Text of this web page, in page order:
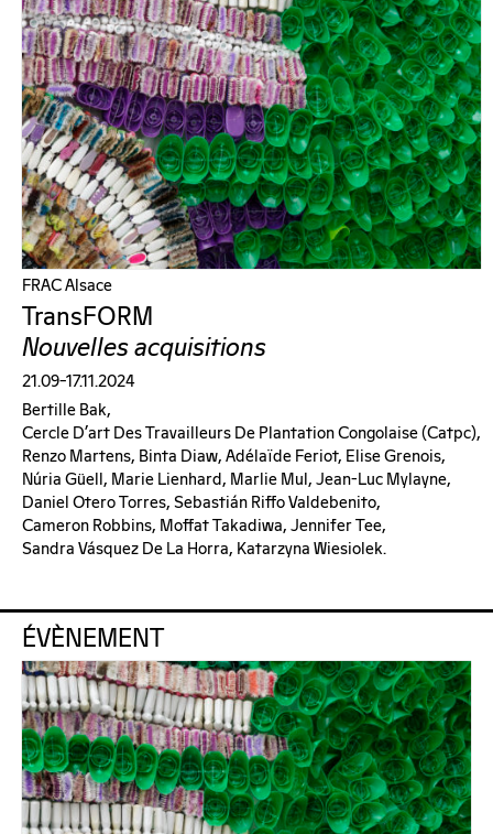
FRAC Alsace
TransFORM
Nouvelles acquisitions
21.09–17.11.2024
Bertille Bak,
Cercle D’art Des Travailleurs De Plantation Congolaise (catpc),
Renzo Martens, Binta Diaw, Adélaïde Feriot, Elise Grenois,
Núria Güell, Marie Lienhard, Marlie Mul, Jean-Luc Mylayne,
Daniel Otero Torres, Sebastián Riffo Valdebenito,
Cameron Robbins, Moffat Takadiwa, Jennifer Tee,
Sandra Vásquez De La Horra, Katarzyna Wiesiolek.
ÉVÈNEMENT